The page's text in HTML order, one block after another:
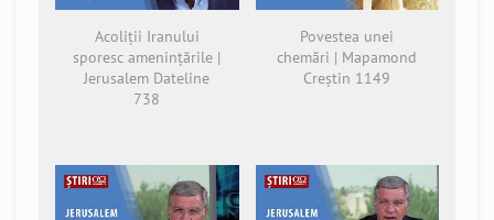
Acoliții Iranului
sporesc amenințările |
Jerusalem Dateline
738
Povestea unei
chemări | Mapamond
Creștin 1149